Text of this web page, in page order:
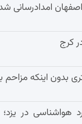
کرج
بدون اینکه مزاحم
هواشناسی در